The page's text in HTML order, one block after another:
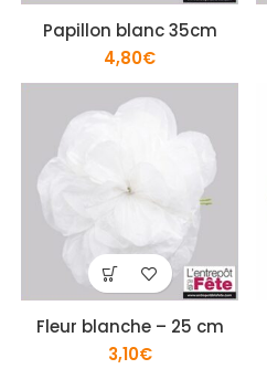
Papillon blanc 35cm
4,80€
Fleur blanche – 25 cm
3,10€